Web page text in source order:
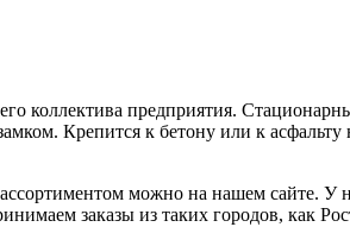
коллектива предприятия.
Крепится к бетону или к асфальту
можно на нашем сайте. У
заказы из таких городов, как